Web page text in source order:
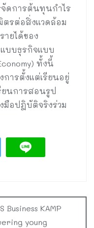
จัดการต้นทุนกำไร
รต่อสิ่งแวดล้อม
ายได้ของ
บบธุรกิจแบบ
ทั้งนี้
ารตั้งแต่เรียนอยู่
นการสอนรูป
มือปฎิบัติจริงร่วม
Business KAMP
young